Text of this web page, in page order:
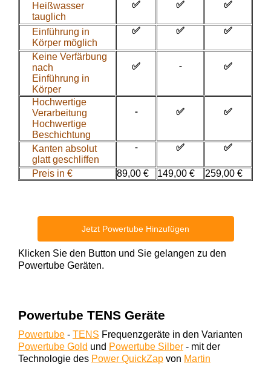
Heißwasser
tauglich
✅ ✅ ✅
Einführung in
Körper möglich
✅ ✅ ✅
Keine Verfärbung
nach
Einführung in
Körper
✅ - ✅
Hochwertige
Verarbeitung
Hochwertige
Beschichtung
- ✅ ✅
Kanten absolut
glatt geschliffen
- ✅ ✅
Preis in € 89,00 € 149,00 € 259,00 €
Jetzt Powertube Hinzufügen
Klicken Sie den Button und Sie gelangen zu den
Powertube Geräten.
Powertube TENS Geräte
Powertube - TENS Frequenzgeräte in den Varianten
Powertube Gold und Powertube Silber - mit der
Technologie des Power QuickZap von Martin